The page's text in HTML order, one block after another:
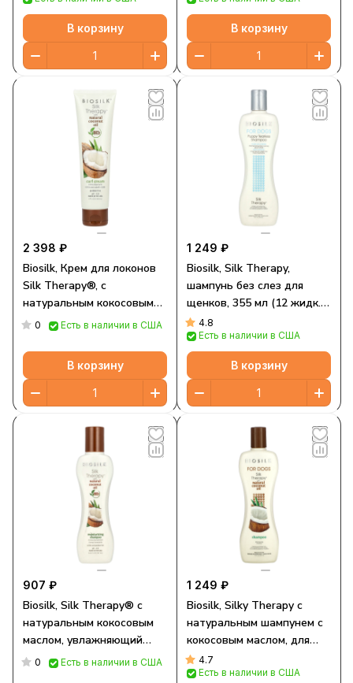
Унций)
В корзину В корзину
2 398 ₽
Biosilk, Крем для локонов
Silk Therapy®, с
натуральным кокосовым
маслом, 148 мл (5 жидк.
0 Есть в наличии в США
В корзину
1 249 ₽
Biosilk, Silk Therapy,
шампунь без слез для
щенков, 355 мл (12 жидк.
Унций)
4.8
Есть в наличии в США
В корзину
907 ₽
Biosilk, Silk Therapy® с
натуральным кокосовым
маслом, увлажняющий
шампунь, 167 мл (5,64
0 Есть в наличии в США
1 249 ₽
Biosilk, Silky Therapy с
натуральным шампунем с
кокосовым маслом, для
собак, 355 мл (12 жидк.
Унций)
4.7
Есть в наличии в США